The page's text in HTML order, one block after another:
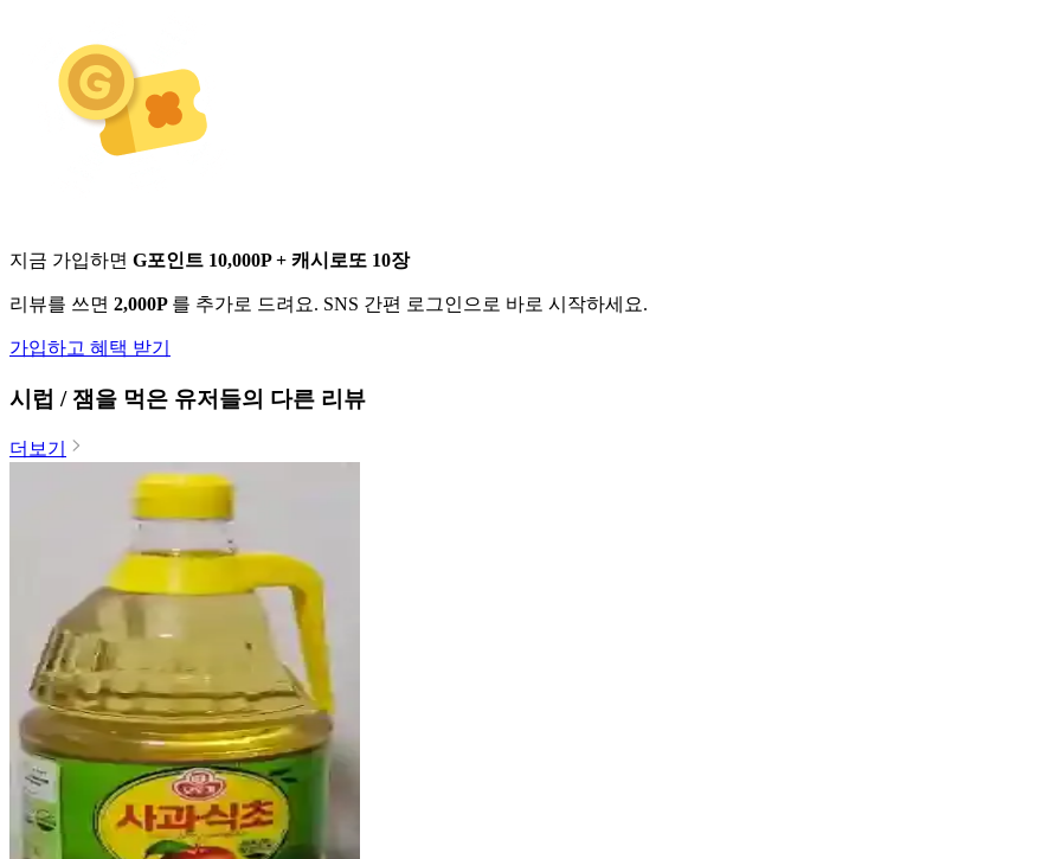
지금 가입하면 G포인트 10,000P + 캐시로또 10장
리뷰를 쓰면 2,000P 를 추가로 드려요. SNS 간편 로그인으로 바로 시작하세요.
가입하고 혜택 받기
시럽 / 잼을 먹은 유저들의 다른 리뷰
더보기